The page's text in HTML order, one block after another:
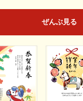
ぜんぶ見る